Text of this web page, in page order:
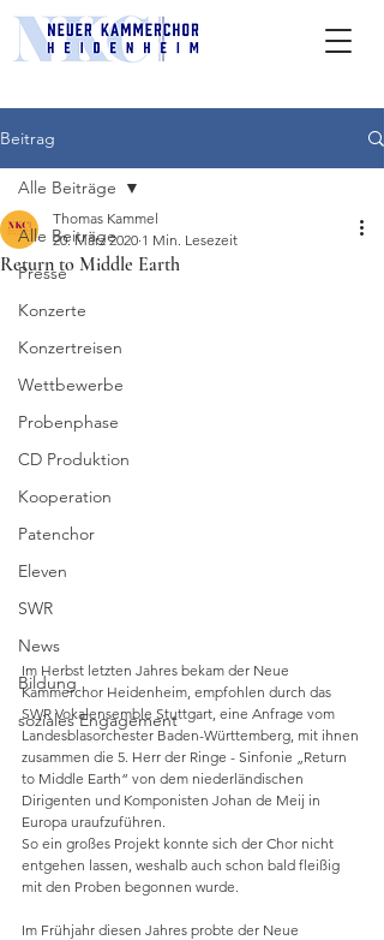
Beitrag
Alle Beiträge
Presse
Konzerte
Konzertreisen
Wettbewerbe
Probenphase
CD Produktion
Kooperation
Patenchor
Eleven
SWR
News
Bildung
soziales Engagement
Alle Beiträge
Return to Middle Earth
Thomas Kammel
20. März 2020 1 Min. Lesezeit
Im Herbst letzten Jahres bekam der Neue
Kammerchor Heidenheim, empfohlen durch das
SWR Vokalensemble Stuttgart, eine Anfrage vom
Landesblasorchester Baden-Württemberg, mit ihnen
zusammen die 5. Herr der Ringe - Sinfonie „Return
to Middle Earth“ von dem niederländischen
Dirigenten und Komponisten Johan de Meij in
Europa uraufzuführen.
So ein großes Projekt konnte sich der Chor nicht
entgehen lassen, weshalb auch schon bald fleißig
mit den Proben begonnen wurde.
Im Frühjahr diesen Jahres probte der Neue